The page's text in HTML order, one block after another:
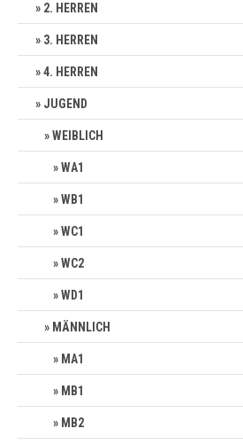
2. HERREN
3. HERREN
4. HERREN
JUGEND
WEIBLICH
WA1
WB1
WC1
WC2
WD1
MÄNNLICH
MA1
MB1
MB2